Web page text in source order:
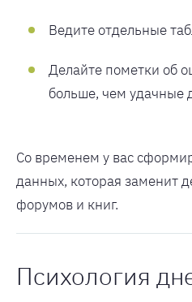
Ведите отдельные
Делайте пометки об
больше, чем удачные
Со временем у вас
данных, которая заменит
форумов и книг.
Психология